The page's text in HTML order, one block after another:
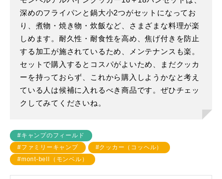
深めのフライパンと鍋大小2つがセットになってお
り、煮物・焼き物・炊飯など、さまざまな料理が楽
しめます。耐久性・耐食性を高め、焦げ付きを防止
する加工が施されているため、メンテナンスも楽。
セットで購入するとコスパがよいため、まだクッカ
ーを持っておらず、これから購入しようかなと考え
ている人は候補に入れるべき商品です。ぜひチェッ
クしてみてくださいね。
#キャンプのフィールド
#ファミリーキャンプ
#クッカー（コッヘル）
#mont-bell（モンベル）